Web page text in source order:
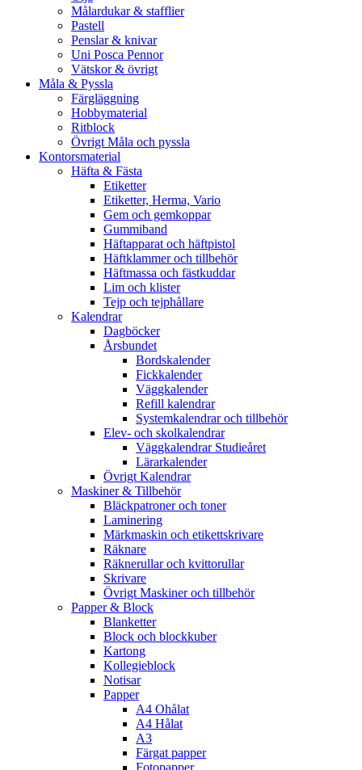
Målardukar & stafflier
Pastell
Penslar & knivar
Uni Posca Pennor
Vätskor & övrigt
Måla & Pyssla
Färgläggning
Hobbymaterial
Ritblock
Övrigt Måla och pyssla
Kontorsmaterial
Häfta & Fästa
Etiketter
Etiketter, Herma, Vario
Gem och gemkoppar
Gummiband
Häftapparat och häftpistol
Häftklammer och tillbehör
Häftmassa och fästkuddar
Lim och klister
Tejp och tejphållare
Kalendrar
Dagböcker
Årsbundet
Bordskalender
Fickkalender
Väggkalender
Refill kalendrar
Systemkalendrar och tillbehör
Elev- och skolkalendrar
Väggkalendrar Studieåret
Lärarkalender
Övrigt Kalendrar
Maskiner & Tillbehör
Bläckpatroner och toner
Laminering
Märkmaskin och etikettskrivare
Räknare
Räknerullar och kvittorullar
Skrivare
Övrigt Maskiner och tillbehör
Papper & Block
Blanketter
Block och blockkuber
Kartong
Kollegieblock
Notisar
Papper
A4 Ohålat
A4 Hålat
A3
Färgat papper
Fotopapper